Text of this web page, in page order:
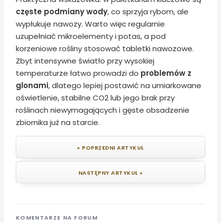
częste podmiany wody, co sprzyja rybom, ale
wypłukuje nawozy. Warto więc regularnie
uzupełniać mikroelementy i potas, a pod
korzeniowe rośliny stosować tabletki nawozowe.
Zbyt intensywne światło przy wysokiej
temperaturze łatwo prowadzi do problemów z
glonami, dlatego lepiej postawić na umiarkowane
oświetlenie, stabilne CO2 lub jego brak przy
roślinach niewymagających i gęste obsadzenie
zbiornika już na starcie.
« POPRZEDNI ARTYKUŁ
NASTĘPNY ARTYKUŁ »
KOMENTARZE NA FORUM